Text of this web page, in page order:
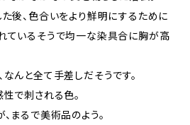
後、色合いをより鮮明にするために
ているそうで均一な染具合に胸が高
んと全て手差しだそうです。
で刺される色。
まるで美術品のよう。